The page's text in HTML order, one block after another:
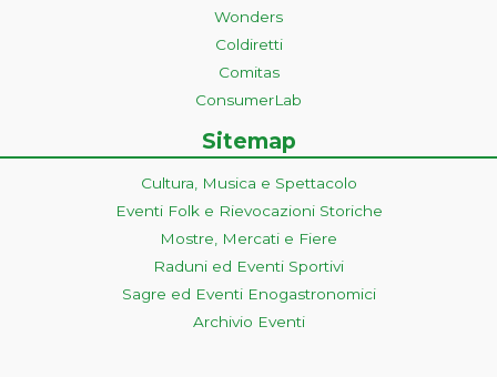
Wonders
Coldiretti
Comitas
ConsumerLab
Sitemap
Cultura, Musica e Spettacolo
Eventi Folk e Rievocazioni Storiche
Mostre, Mercati e Fiere
Raduni ed Eventi Sportivi
Sagre ed Eventi Enogastronomici
Archivio Eventi